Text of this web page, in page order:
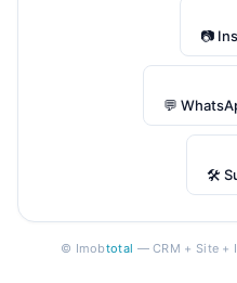
📷
💬
🛠
© Imobtotal — CRM + Site +